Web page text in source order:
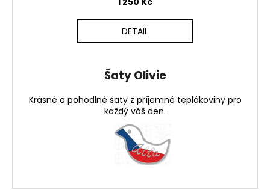
DETAIL
Šaty Olivie
Krásné a pohodlné šaty z příjemné teplákoviny pro
každý váš den.